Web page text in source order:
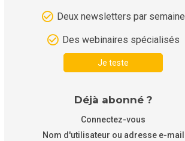
Deux newsletters par semaine
Des webinaires spécialisés
Je teste
Déjà abonné ?
Connectez-vous
Nom d'utilisateur ou adresse e-mail